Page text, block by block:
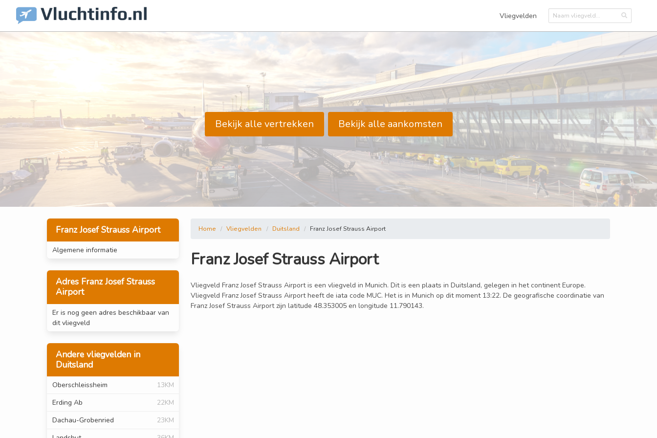
Vliegvelden
Bekijk alle vertrekken Bekijk alle aankomsten
Franz Josef Strauss Airport
Algemene informatie
Adres Franz Josef Strauss
Airport
Er is nog geen adres beschikbaar van
dit vliegveld
Andere vliegvelden in
Duitsland
Oberschleissheim
13KM
Erding Ab
22KM
Dachau-Grobenried
23KM
Home Vliegvelden Duitsland Franz Josef Strauss Airport
Franz Josef Strauss Airport
Vliegveld Franz Josef Strauss Airport is een vliegveld in Munich. Dit is een plaats in Duitsland, gelegen in het continent Europe.
Vliegveld Franz Josef Strauss Airport heeft de iata code MUC. Het is in Munich op dit moment 13:22. De geografische coordinatie van
Franz Josef Strauss Airport zijn latitude 48.353005 en longitude 11.790143.